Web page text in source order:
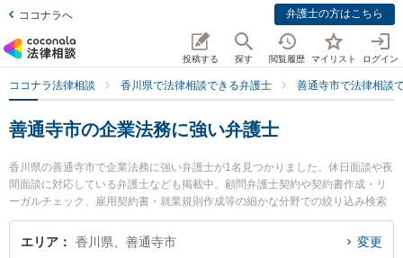
ココナラへ 弁護士の方はこちら
投稿する 探す 閲覧履歴 マイリスト ログイン
ココナラ法律相談 香川県で法律相談できる弁護士 善通寺市で法律相談
善通寺市の企業法務に強い弁護士
香川県の善通寺市で企業法務に強い弁護士が1名見つかりました。休日面談や夜
間面談に対応している弁護士なども掲載中。顧問弁護士契約や契約書作成・リ
ーガルチェック、雇用契約書・就業規則作成等の細かな分野での絞り込み検索
もでき便利です。特に善通寺法律事務所の高丸 雄介弁護士のプロフィール情報
や弁護士費用、強みなどが注目されています。『善通寺市で土日や夜間に発生
エリア 香川県、善通寺市 変更